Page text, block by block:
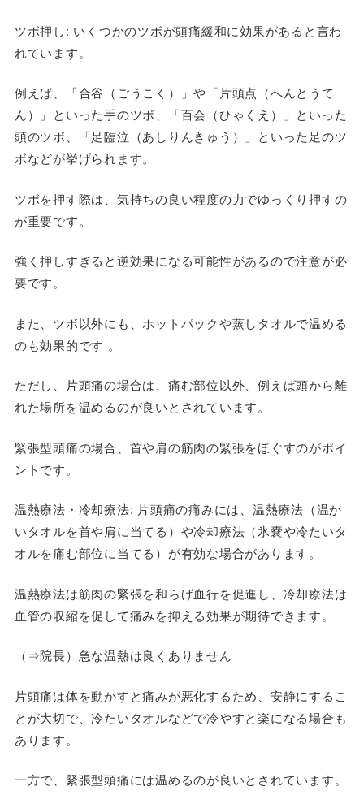
ツボ押し: いくつかのツボが頭痛緩和に効果があると言わ
れています。
例えば、「合谷（ごうこく）」や「片頭点（へんとうて
ん）」といった手のツボ、「百会（ひゃくえ）」といった
頭のツボ、「足臨泣（あしりんきゅう）」といった足のツ
ボなどが挙げられます。
ツボを押す際は、気持ちの良い程度の力でゆっくり押すの
が重要です。
強く押しすぎると逆効果になる可能性があるので注意が必
要です。
また、ツボ以外にも、ホットパックや蒸しタオルで温める
のも効果的です 。
ただし、片頭痛の場合は、痛む部位以外、例えば頭から離
れた場所を温めるのが良いとされています。
緊張型頭痛の場合、首や肩の筋肉の緊張をほぐすのがポイ
ントです。
温熱療法・冷却療法: 片頭痛の痛みには、温熱療法（温か
いタオルを首や肩に当てる）や冷却療法（氷嚢や冷たいタ
オルを痛む部位に当てる）が有効な場合があります。
温熱療法は筋肉の緊張を和らげ血行を促進し、冷却療法は
血管の収縮を促して痛みを抑える効果が期待できます。
（⇒院長）急な温熱は良くありません
片頭痛は体を動かすと痛みが悪化するため、安静にするこ
とが大切で、冷たいタオルなどで冷やすと楽になる場合も
あります。
一方で、緊張型頭痛には温めるのが良いとされています。